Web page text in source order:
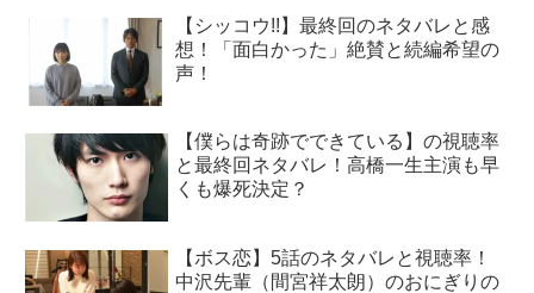
【シッコウ!!】最終回のネタバレと感
想！「面白かった」絶賛と続編希望の
声！
【僕らは奇跡でできている】の視聴率
と最終回ネタバレ！高橋一生主演も早
くも爆死決定？
【ボス恋】5話のネタバレと視聴率！
中沢先輩（間宮祥太朗）のおにぎりの